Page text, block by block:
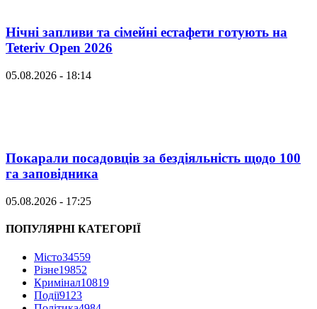
Нічні запливи та сімейні естафети готують на
Teteriv Open 2026
05.08.2026 - 18:14
Покарали посадовців за бездіяльність щодо 100
га заповідника
05.08.2026 - 17:25
ПОПУЛЯРНІ КАТЕГОРІЇ
Місто34559
Різне19852
Кримінал10819
Події9123